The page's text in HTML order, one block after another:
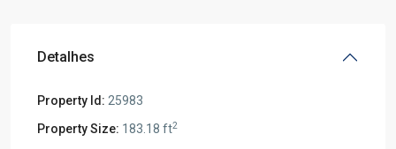
Detalhes
Property Id: 25983
Property Size: 183.18 ft2